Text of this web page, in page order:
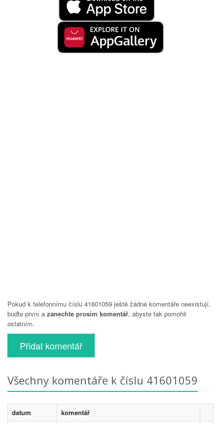
Pokud k telefonnímu číslu 41601059 ještě žádné komentáře neexistují,
buďte první a zanechte prosím komentář, abyste tak pomohli
ostatním.
Přidat komentář
Všechny komentáře k číslu 41601059
datum
komentář